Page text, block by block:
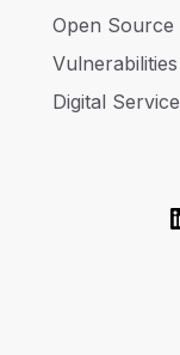
Open
Digital